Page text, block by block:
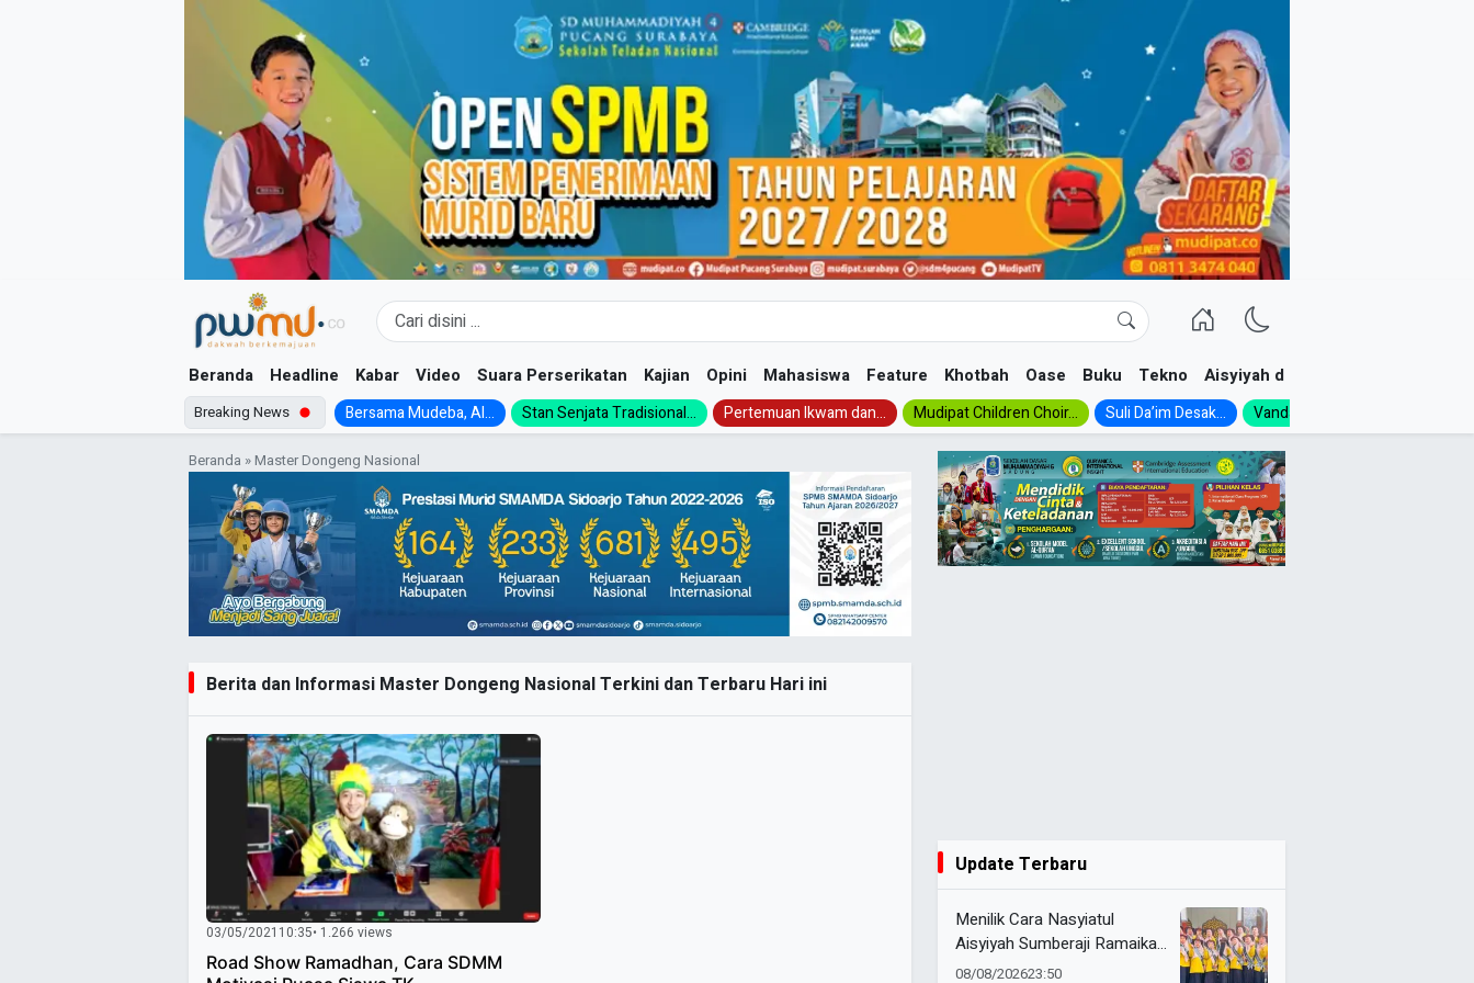
Beranda Headline Kabar Video Suara Perserikatan Kajian Opini Mahasiswa Feature Khotbah Oase Buku Tekno Aisyiyah dan NA
Breaking News Bersama Mudeba, Al... Stan Senjata Tradisional... Pertemuan Ikwam dan... Mudipat Children Choir... Suli Da’im Desak... Vanda, Siswa SMK...
Beranda »Master Dongeng Nasional
Berita dan Informasi Master Dongeng Nasional Terkini dan Terbaru Hari ini
03/05/2021 10:35• 1.266 views
Road Show Ramadhan, Cara SDMM
Update Terbaru
Menilik Cara Nasyiatul
Aisyiyah Sumberaji Ramaikan
HUT ke-81 RI Kecamatan
08/08/202623:50